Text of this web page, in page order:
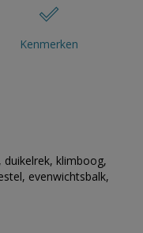
Kenmerken
klimboog,
evenwichtsbalk,